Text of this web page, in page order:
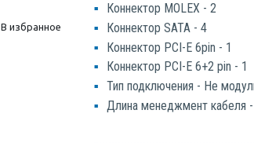
В избранное
Коннектор MOLEX - 2
Коннектор SATA - 4
Коннектор PCI-E 6pin - 1
Коннектор PCI-E 6+2 pin - 1
Тип подключения - Не
Длина менеджмент кабеля